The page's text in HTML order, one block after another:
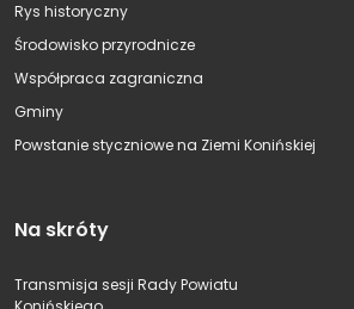
Rys historyczny
Środowisko przyrodnicze
Współpraca zagraniczna
Gminy
Powstanie styczniowe na Ziemi Konińskiej
Na skróty
Transmisja sesji Rady Powiatu